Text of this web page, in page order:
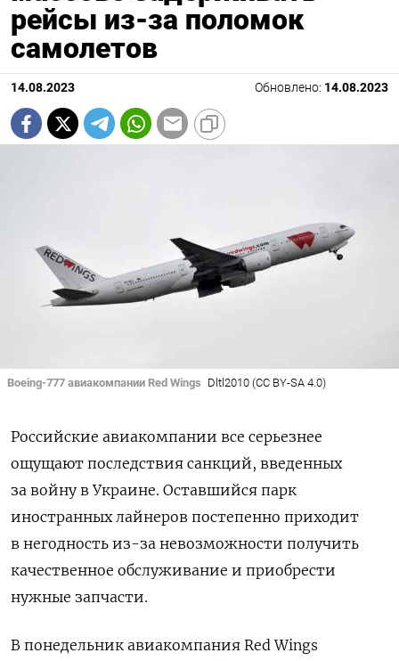
рейсы из-за поломок
самолетов
14.08.2023 Обновлено: 14.08.2023
Boeing-777 авиакомпании Red Wings Dltl2010 (CC BY-SA 4.0)
Российские авиакомпании все серьезнее
ощущают последствия санкций, введенных
за войну в Украине. Оставшийся парк
иностранных лайнеров постепенно приходит
в негодность из-за невозможности получить
качественное обслуживание и приобрести
нужные запчасти.
В понедельник авиакомпания Red Wings